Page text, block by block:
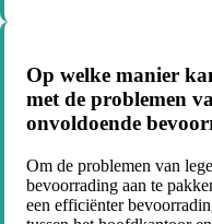
Op welke manier
met de problemen
onvoldoende
Om de problemen van
bevoorrading aan te
een efficiënter